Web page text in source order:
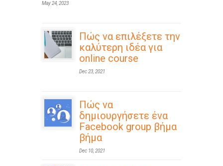
May 24, 2023
Πώς να επιλέξετε την
καλύτερη ιδέα για
online course
Dec 23, 2021
Πώς να
δημιουργήσετε ένα
Facebook group βήμα
βήμα
Dec 10, 2021